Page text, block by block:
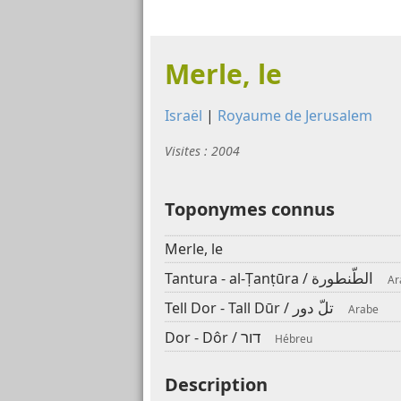
Merle, le
Israël | Royaume de Jerusalem
Visites : 2004
Toponymes connus
Merle, le
Tantura - al-Ṭanṭūra / الطّنطورة
Tell Dor - Tall Dūr / تلّ دور Arabe
Dor - Dôr /דור Hébreu
Description